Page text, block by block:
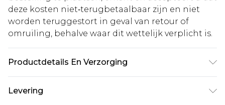
deze kosten niet‑terugbetaalbaar zijn en niet
worden teruggestort in geval van retour of
omruiling, behalve waar dit wettelijk verplicht is.
Productdetails En Verzorging
Levering